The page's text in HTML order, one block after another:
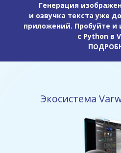
Генерация
и озвучка текста уже
приложений. Пробуйте и
с Python в
Экосистема